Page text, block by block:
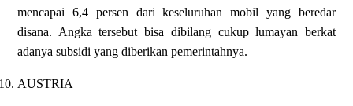
mencapai 6,4 persen dari keseluruhan mobil yang beredar
disana. Angka tersebut bisa dibilang cukup lumayan berkat
adanya subsidi yang diberikan pemerintahnya.
AUSTRIA